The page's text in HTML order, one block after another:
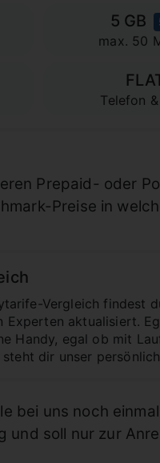
5 GB
max. 50
Telefon
Prepaid- oder
Preise in
Vergleich
Experten aktualisiert.
Handy, egal ob mit
dir unser
bei uns noch
und soll nur zur